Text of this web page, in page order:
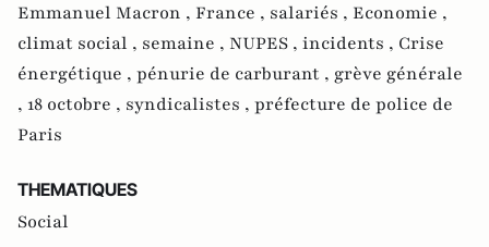
Emmanuel Macron , France , salariés , Economie ,
climat social , semaine , NUPES , incidents , Crise
énergétique , pénurie de carburant , grève générale
, 18 octobre , syndicalistes , préfecture de police de
Paris
THEMATIQUES
Social